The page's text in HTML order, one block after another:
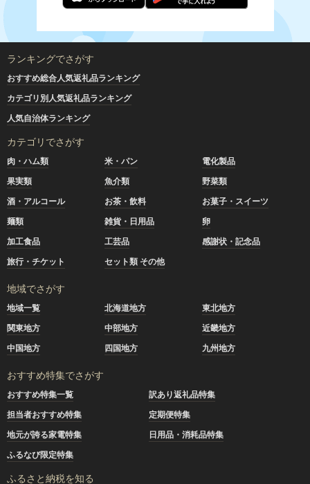
ランキングでさがす
おすすめ総合人気返礼品ランキング
カテゴリ別人気返礼品ランキング
人気自治体ランキング
カテゴリでさがす
肉・ハム類 米・パン
電化製品
果実類
魚介類
野菜類
酒・アルコール
お茶・飲料
お菓子・スイーツ
麺類
雑貨・日用品
卵
加工食品
工芸品
感謝状・記念品
旅行・チケット
セット類 その他
地域でさがす
地域一覧 北海道地方
東北地方
関東地方
中部地方
近畿地方
中国地方
四国地方 九州地方
おすすめ特集でさがす
おすすめ特集一覧
訳あり返礼品特集
担当者おすすめ特集
定期便特集
地元が誇る家電特集
日用品・消耗品特集
ふるなび限定特集
ふるさと納税を知る